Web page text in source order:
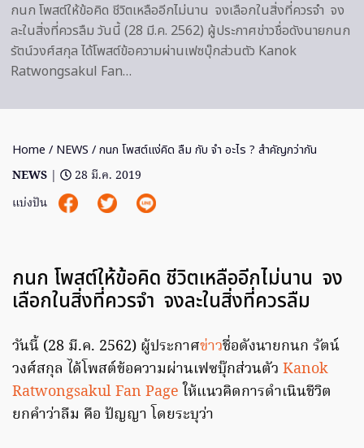
กนก โพสต์ให้ข้อคิด ชีวิตเหลืออีกไม่นาน จงเลือกในสิ่งที่ควรจำ จง
ละในสิ่งที่ควรลืม วันนี้ (28 มี.ค. 2562) ผู้ประกาศข่าวชื่อดังนายกนก
รัตน์วงศ์สกุล ได้โพสต์ข้อความผ่านเฟซบุ๊กส่วนตัว Kanok
Ratwongsakul Fan…
Home / NEWS / กนก โพสต์แง่คิด ลืม กับ จำ อะไร ? สำคัญกว่ากัน
NEWS |
28 มี.ค. 2019
แบ่งปัน
กนก โพสต์ให้ข้อคิด ชีวิตเหลืออีกไม่นาน จง
เลือกในสิ่งที่ควรจำ จงละในสิ่งที่ควรลืม
วันนี้ (28 มี.ค. 2562) ผู้ประกาศข่าวชื่อดังนายกนก รัตน์
วงศ์สกุล ได้โพสต์ข้อความผ่านเฟซบุ๊กส่วนตัว Kanok
Ratwongsakul Fan Page ให้แนวคิดการดำเนินชีวิต
ยกคำว่าลืม คือ ปัญญา โดยระบุว่า